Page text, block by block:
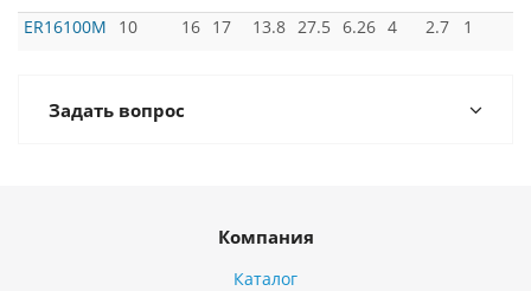
ER16100M
10 16 17 13.8 27.5 6.26 4 2.7 1
Задать вопрос
Компания
Каталог